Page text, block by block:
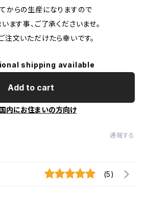
からの生産になりますので
ます事、ご了承くださいませ。
文いただけたら幸いです。
shipping available
Add to cart
内にお住まいの方向け
通報する
(5)